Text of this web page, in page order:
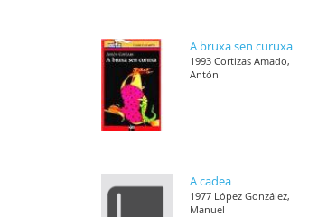
A bruxa sen curuxa
1993 Cortizas Amado,
Antón
A cadea
1977 López González,
Manuel